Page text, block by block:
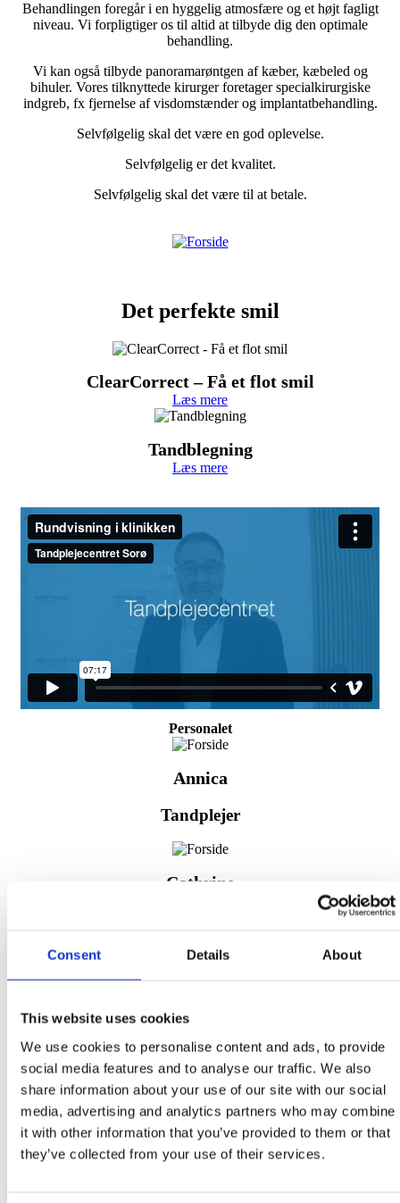
Consent Details About
This website uses cookies
We use cookies to personalise content and ads, to provide
social media features and to analyse our traffic. We also
share information about your use of our site with our social
media, advertising and analytics partners who may combine
it with other information that you’ve provided to them or that
they’ve collected from your use of their services.
Behandlingen foregår i en hyggelig atmosfære og et højt fagligt
niveau. Vi forpligtiger os til altid at tilbyde dig den optimale
behandling.
Vi kan også tilbyde panoramarøntgen af kæber, kæbeled og
bihuler. Vores tilknyttede kirurger foretager specialkirurgiske
indgreb, fx fjernelse af visdomstænder og implantatbehandling.
Selvfølgelig skal det være en god oplevelse.
Selvfølgelig er det kvalitet.
Selvfølgelig skal det være til at betale.
Det perfekte smil
ClearCorrect – Få et flot smil
Læs mere
Tandblegning
Læs mere
Personalet
Annica
Tandplejer
Cathrine
Tandlæge
Marta
Klinikassistent